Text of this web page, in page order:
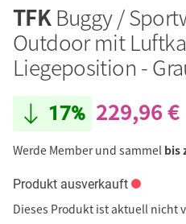
TFKBuggy /
Outdoor mit
Liegeposition -
17% 229,96 €
Werde Member und sammel bis
Produkt ausverkauft
Dieses Produkt ist aktuell nicht